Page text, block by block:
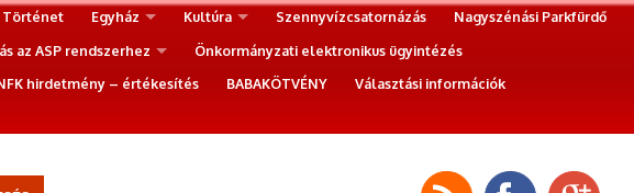
Történet Egyház Kultúra Szennyvízcsatornázás
Nagyszénási Parkfürdő
az ASP rendszerhez
Önkormányzati elektronikus ügyintézés
hirdetmény – értékesítés BABAKÖTVÉNY
Választási információk